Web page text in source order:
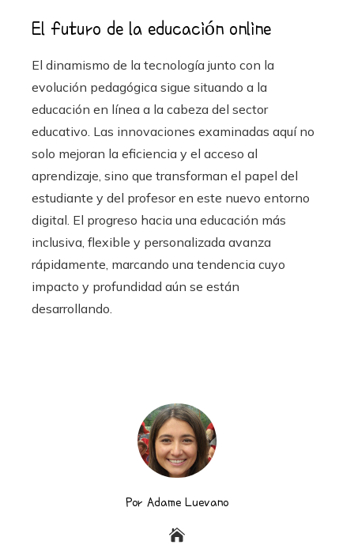
El futuro de la educación online
El dinamismo de la tecnología junto con la
evolución pedagógica sigue situando a la
educación en línea a la cabeza del sector
educativo. Las innovaciones examinadas aquí no
solo mejoran la eficiencia y el acceso al
aprendizaje, sino que transforman el papel del
estudiante y del profesor en este nuevo entorno
digital. El progreso hacia una educación más
inclusiva, flexible y personalizada avanza
rápidamente, marcando una tendencia cuyo
impacto y profundidad aún se están
desarrollando.
Por Adame Luevano